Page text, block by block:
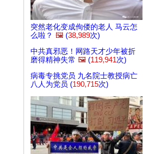
突然老化变成佝偻的老人 马云怎
么啦？ 🖼️ (38,989次)
中共真邪恶！网路天才少年被折
磨得精神失常 🖼️ (119,941次)
病毒专挑党员 九名院士教授病亡
八人为党员 (190,715次)